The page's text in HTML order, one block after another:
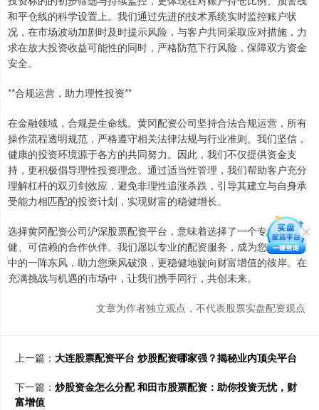
和平仓线的科学设置上。我们通过先进的技术系统实时监控账户状
况，在市场波动加剧时及时提示风险，与客户共同采取应对措施，力
求在放大投资收益可能性的同时，严格防范下行风险，保障双方资金
安全。
**合规运营，助力理性投资**
在金融领域，合规是生命线。黄冈配资公司坚持合法合规运营，所有
操作流程透明规范，严格遵守相关法律法规与行业准则。我们坚信，
健康的投资环境源于各方的共同努力。因此，我们不仅提供资金支
持，更积极倡导理性投资理念。通过适当性管理，我们帮助客户充分
理解杠杆的双刃剑效应，避免非理性追涨杀跌，引导其建立与自身承
受能力相匹配的投资计划，实现财富的稳健增长。
选择黄冈配资公司沪深股票配资平台，意味着选择了一个专业、稳
健、可信赖的合作伙伴。我们愿以专业的配资服务，成为您投资航程
中的一阵东风，助力您乘风破浪，更稳健地驶向财富增值的彼岸。在
充满挑战与机遇的市场中，让我们携手同行，共创未来。
文章为作者独立观点，不代表股票实盘配资观点
上一篇： 大连股票配资平台 炒股配资哪家强？揭秘业内顶尖平台
下一篇： 炒股资金怎么分配 和田市股票配资：助你投资无忧，财
富增值